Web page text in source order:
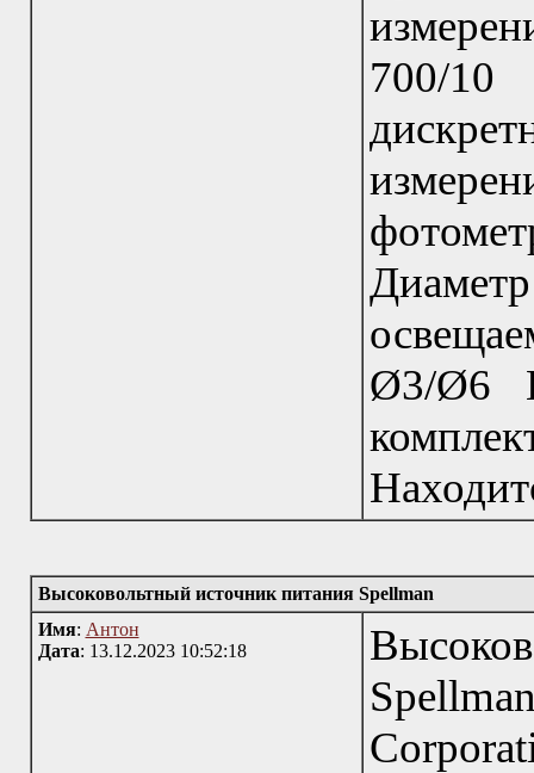
700/10
Ø3/Ø6
Высоковольтный источник питания Spellman
Имя: Антон
Дата: 13.12.2023 10:52:18